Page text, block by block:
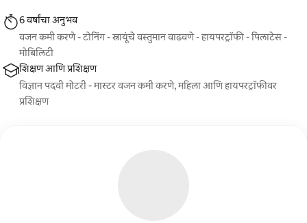
6 वर्षांचा अनुभव
वजन कमी करणे - टोनिंग - स्नायूंचे वस्तुमान वाढवणे - हायपरट्रॉफी - पिलाटेस -
मोबिलिटी
शिक्षण आणि प्रशिक्षण
विज्ञान पदवी मोटरी - मास्टर वजन कमी करणे, महिला आणि हायपरट्रॉफीवर
प्रशिक्षण